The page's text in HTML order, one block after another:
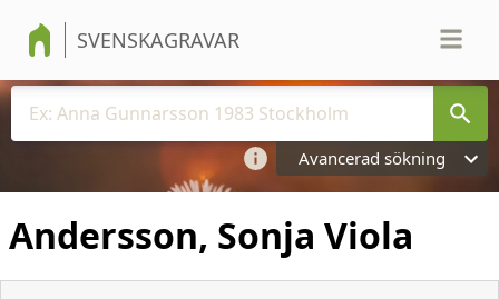
SVENSKAGRAVAR
Avancerad sökning
Andersson, Sonja Viola